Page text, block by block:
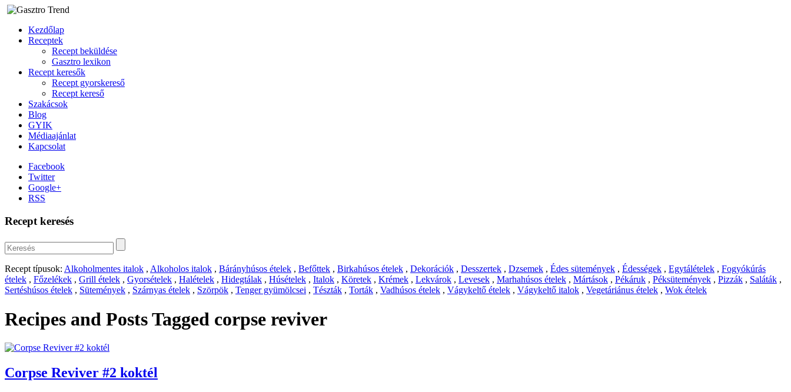
Kezdőlap
Receptek
Recept beküldése
Gasztro lexikon
Recept keresők
Recept gyorskereső
Recept kereső
Szakácsok
Blog
GYIK
Médiaajánlat
Kapcsolat
Facebook
Twitter
Google+
RSS
Recept keresés
Recept típusok: Alkoholmentes italok , Alkoholos italok , Bárányhúsos ételek , Befőttek , Birkahúsos ételek , Dekorációk , Desszertek , Dzsemek , Édes sütemények , Édességek , Egytálételek , Fogyókúrás
ételek , Főzelékek , Grill ételek , Gyorsételek , Halételek , Hidegtálak , Húsételek , Italok , Köretek , Krémek , Lekvárok , Levesek , Marhahúsos ételek , Mártások , Pékáruk , Péksütemények , Pizzák , Saláták ,
Sertéshúsos ételek , Sütemények , Szárnyas ételek , Szörpök , Tenger gyümölcsei , Tészták , Torták , Vadhúsos ételek , Vágykeltő ételek , Vágykeltő italok , Vegetáriánus ételek , Wok ételek
Recipes and Posts Tagged corpse reviver
Corpse Reviver #2 koktél